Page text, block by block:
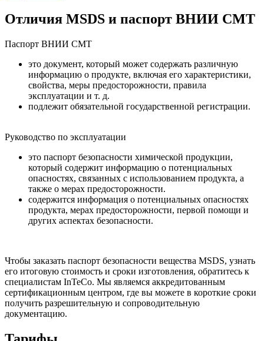
Отличия MSDS и паспорт ВНИИ СМТ
Паспорт ВНИИ СМТ
это документ, который может содержать различную
информацию о продукте, включая его характеристики,
свойства, меры предосторожности, правила
эксплуатации и т. д.
подлежит обязательной государственной регистрации.
Руководство по эксплуатации
это паспорт безопасности химической продукции,
который содержит информацию о потенциальных
опасностях, связанных с использованием продукта, а
также о мерах предосторожности.
содержится информация о потенциальных опасностях
продукта, мерах предосторожности, первой помощи и
других аспектах безопасности.
Чтобы заказать паспорт безопасности вещества MSDS, узнать
его итоговую стоимость и сроки изготовления, обратитесь к
специалистам InTeCo. Мы являемся аккредитованным
сертификационным центром, где вы можете в короткие сроки
получить разрешительную и сопроводительную
документацию.